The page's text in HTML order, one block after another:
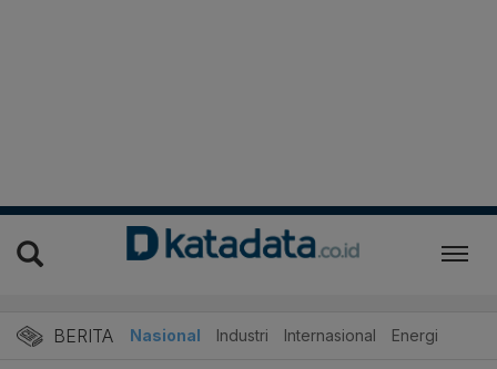
BERITA Nasional Industri Internasional Energi